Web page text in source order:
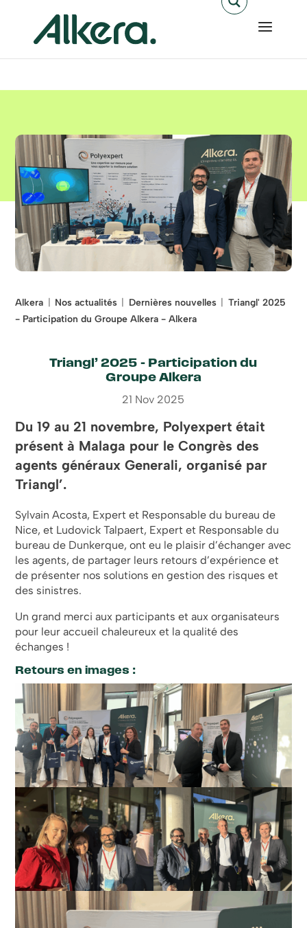
Alkera Nos actualités Dernières nouvelles
Triangl' 2025
- Participation du Groupe Alkera - Alkera
Triangl’ 2025 – Participation du
Groupe Alkera
21 Nov 2025
Du 19 au 21 novembre, Polyexpert était
présent à Malaga pour le Congrès des
agents généraux Generali, organisé par
Triangl’.
Sylvain Acosta, Expert et Responsable du bureau de
Nice, et Ludovick Talpaert, Expert et Responsable du
bureau de Dunkerque, ont eu le plaisir d’échanger avec
les agents, de partager leurs retours d’expérience et
de présenter nos solutions en gestion des risques et
des sinistres.
Un grand merci aux participants et aux organisateurs
pour leur accueil chaleureux et la qualité des
échanges !
Retours en images :